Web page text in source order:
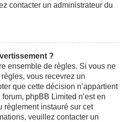
contacter un administrateur du
?
ensemble de règles. Si vous ne
vous recevrez un
que cette décision n’appartient
phpBB Limited n’est en
règlement instauré sur cet
veuillez contacter un